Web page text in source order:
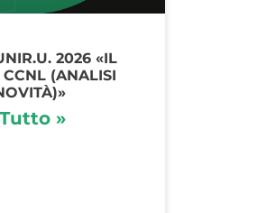
2026 «IL
(ANALISI
»